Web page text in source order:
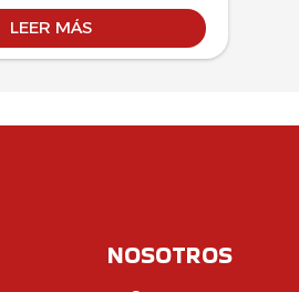
LEER MÁS
NOSOTROS